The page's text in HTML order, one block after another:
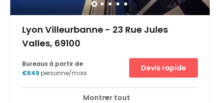
Lyon Villeurbanne - 23 Rue Jules
Valles, 69100
Accès 24 heures sur 24 Espaces de détente
Bureaux à partir de
€649 personne/mois
Devis rapide
Montrer tout